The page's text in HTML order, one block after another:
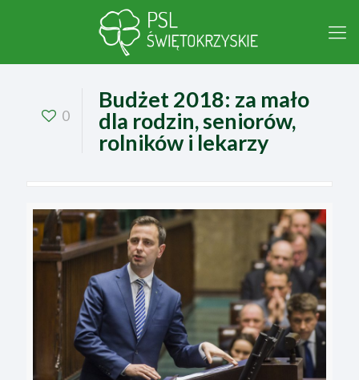
0
Budżet 2018: za mało
dla rodzin, seniorów,
rolników i lekarzy